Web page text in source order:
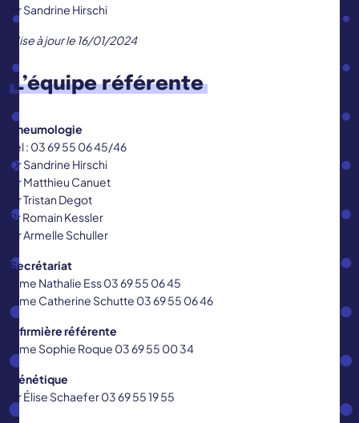
Dr Sandrine Hirschi
Mise à jour le 16/01/2024
L’équipe référente
Pneumologie
Tél : 03 69 55 06 45/46
Dr Sandrine Hirschi
Dr Matthieu Canuet
Dr Tristan Degot
Pr Romain Kessler
Dr Armelle Schuller
Secrétariat
Mme Nathalie Ess 03 69 55 06 45
Mme Catherine Schutte 03 69 55 06 46
Infirmière référente
Mme Sophie Roque 03 69 55 00 34
Génétique
Dr Élise Schaefer 03 69 55 19 55